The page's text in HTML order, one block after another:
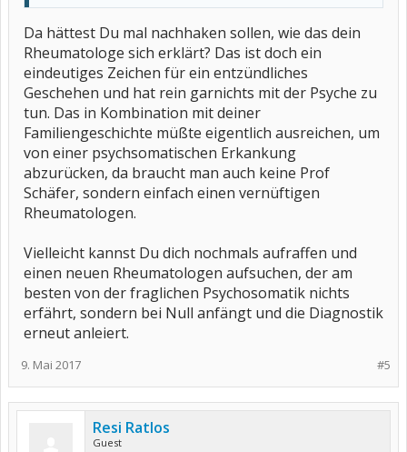
Da hättest Du mal nachhaken sollen, wie das dein
Rheumatologe sich erklärt? Das ist doch ein
eindeutiges Zeichen für ein entzündliches
Geschehen und hat rein garnichts mit der Psyche zu
tun. Das in Kombination mit deiner
Familiengeschichte müßte eigentlich ausreichen, um
von einer psychsomatischen Erkankung
abzurücken, da braucht man auch keine Prof
Schäfer, sondern einfach einen vernüftigen
Rheumatologen.
Vielleicht kannst Du dich nochmals aufraffen und
einen neuen Rheumatologen aufsuchen, der am
besten von der fraglichen Psychosomatik nichts
erfährt, sondern bei Null anfängt und die Diagnostik
erneut anleiert.
#5
9. Mai 2017
Resi Ratlos
Guest